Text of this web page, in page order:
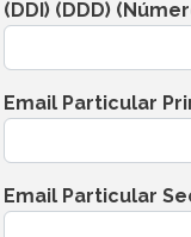
(DDI) (DDD)
Email Particular
Email Particular